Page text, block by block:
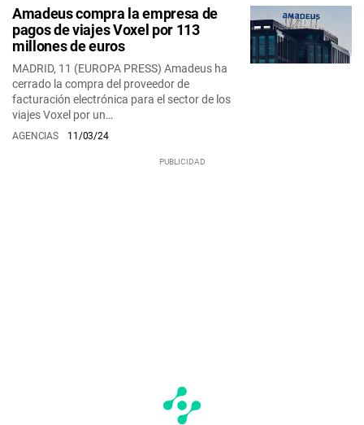
Amadeus compra la empresa de
pagos de viajes Voxel por 113
millones de euros
MADRID, 11 (EUROPA PRESS) Amadeus ha
cerrado la compra del proveedor de
facturación electrónica para el sector de los
viajes Voxel por un…
AGENCIAS 11/03/24